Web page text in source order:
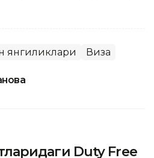
янгиликлари Виза
Duty Free